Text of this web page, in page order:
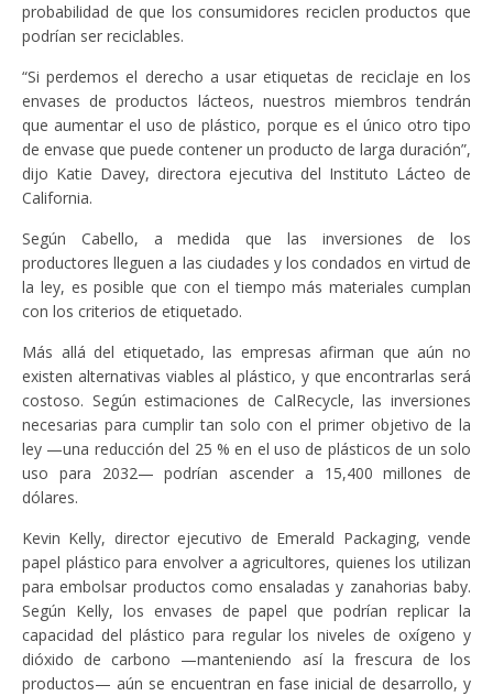
probabilidad de que los consumidores reciclen productos que
podrían ser reciclables.
“Si perdemos el derecho a usar etiquetas de reciclaje en los
envases de productos lácteos, nuestros miembros tendrán
que aumentar el uso de plástico, porque es el único otro tipo
de envase que puede contener un producto de larga duración”,
dijo Katie Davey, directora ejecutiva del Instituto Lácteo de
California.
Según Cabello, a medida que las inversiones de los
productores lleguen a las ciudades y los condados en virtud de
la ley, es posible que con el tiempo más materiales cumplan
con los criterios de etiquetado.
Más allá del etiquetado, las empresas afirman que aún no
existen alternativas viables al plástico, y que encontrarlas será
costoso. Según estimaciones de CalRecycle, las inversiones
necesarias para cumplir tan solo con el primer objetivo de la
ley —una reducción del 25 % en el uso de plásticos de un solo
uso para 2032— podrían ascender a 15,400 millones de
dólares.
Kevin Kelly, director ejecutivo de Emerald Packaging, vende
papel plástico para envolver a agricultores, quienes los utilizan
para embolsar productos como ensaladas y zanahorias baby.
Según Kelly, los envases de papel que podrían replicar la
capacidad del plástico para regular los niveles de oxígeno y
dióxido de carbono —manteniendo así la frescura de los
productos— aún se encuentran en fase inicial de desarrollo, y